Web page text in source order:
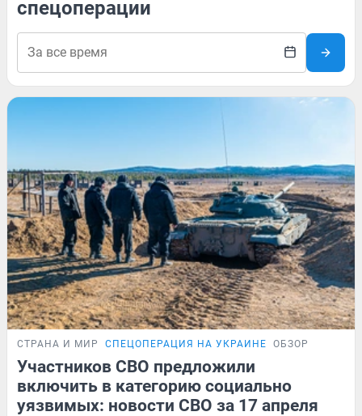
спецоперации
СТРАНА И МИР СПЕЦОПЕРАЦИЯ НА УКРАИНЕ ОБЗОР
Участников СВО предложили
включить в категорию социально
уязвимых: новости СВО за 17 апреля